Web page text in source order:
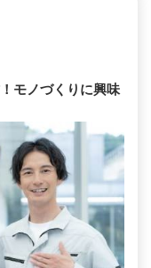
モノづくりに興味